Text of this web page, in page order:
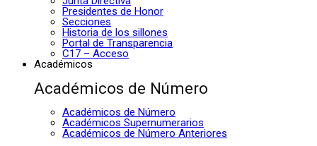
Presidentes de Honor
Secciones
Historia de los sillones
Portal de Transparencia
C17 – Acceso
Académicos
Académicos de Número
Académicos de Número
Académicos Supernumerarios
Académicos de Número Anteriores